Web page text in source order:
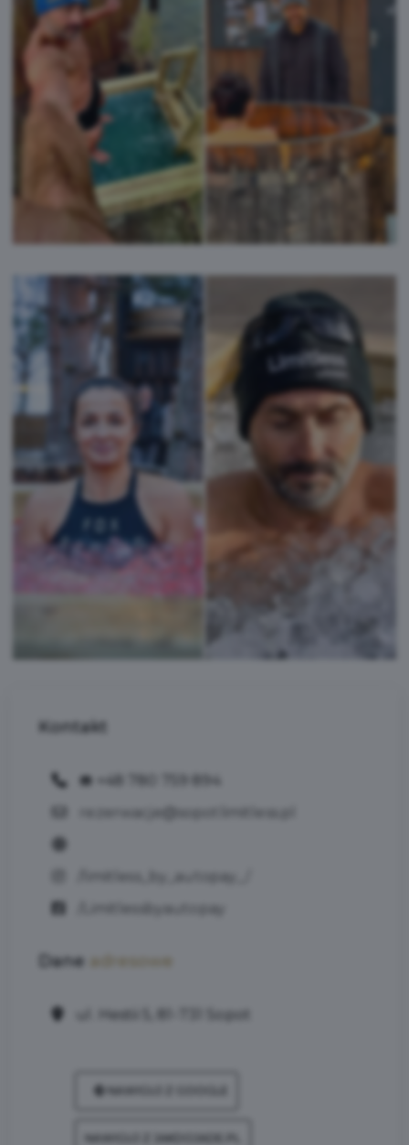
Kontakt
☎️ +48 780 759 894
rezerwacje@sopotlimitless.pl
/limitless_by_autopay_/
/Limitlessbyautopay
Dane adresowe
ul. Hestii 5, 81-731 Sopot